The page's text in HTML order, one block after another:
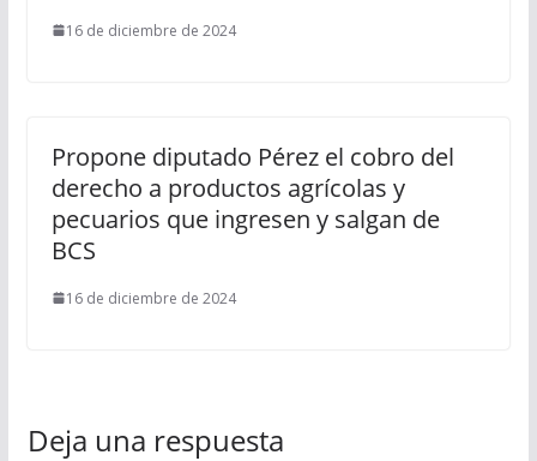
16 de diciembre de 2024
Propone diputado Pérez el cobro del
derecho a productos agrícolas y
pecuarios que ingresen y salgan de
BCS
16 de diciembre de 2024
Deja una respuesta